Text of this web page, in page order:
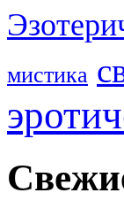
мистика